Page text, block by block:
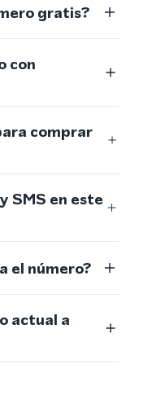
gratis?
con
comprar
SMS en este
el número?
actual a